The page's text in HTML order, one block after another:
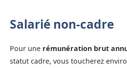
Salarié non-cadre
Pour une rémunération brut
statut cadre, vous toucherez